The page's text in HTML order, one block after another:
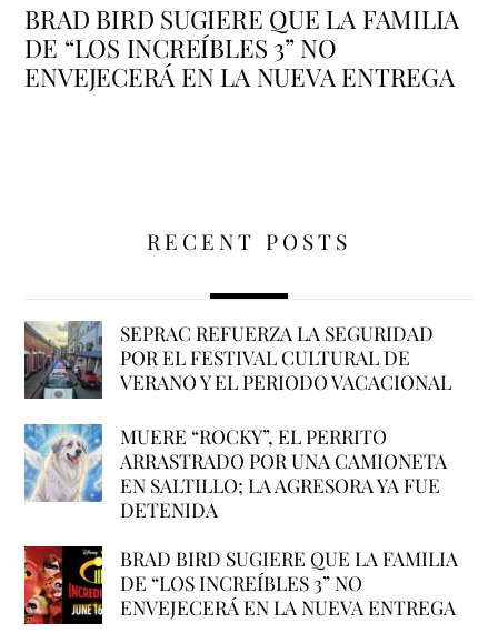
BRAD BIRD SUGIERE QUE LA FAMILIA
DE “LOS INCREÍBLES 3” NO
ENVEJECERÁ EN LA NUEVA ENTREGA
RECENT POSTS
SEPRAC REFUERZA LA SEGURIDAD
POR EL FESTIVAL CULTURAL DE
VERANO Y EL PERIODO VACACIONAL
MUERE “ROCKY”, EL PERRITO
ARRASTRADO POR UNA CAMIONETA
EN SALTILLO; LA AGRESORA YA FUE
DETENIDA
BRAD BIRD SUGIERE QUE LA FAMILIA
DE “LOS INCREÍBLES 3” NO
ENVEJECERÁ EN LA NUEVA ENTREGA